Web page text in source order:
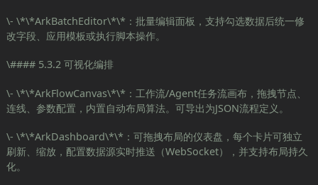
\- \*\*ArkBatchEditor\*\*：批量编辑面板，支持勾选数据后统一修
改字段、应用模板或执行脚本操作。
\#### 5.3.2 可视化编排
\- \*\*ArkFlowCanvas\*\*：工作流/Agent任务流画布，拖拽节点、
连线、参数配置，内置自动布局算法。可导出为JSON流程定义。
\- \*\*ArkDashboard\*\*：可拖拽布局的仪表盘，每个卡片可独立
刷新、缩放，配置数据源实时推送（WebSocket），并支持布局持久
化。